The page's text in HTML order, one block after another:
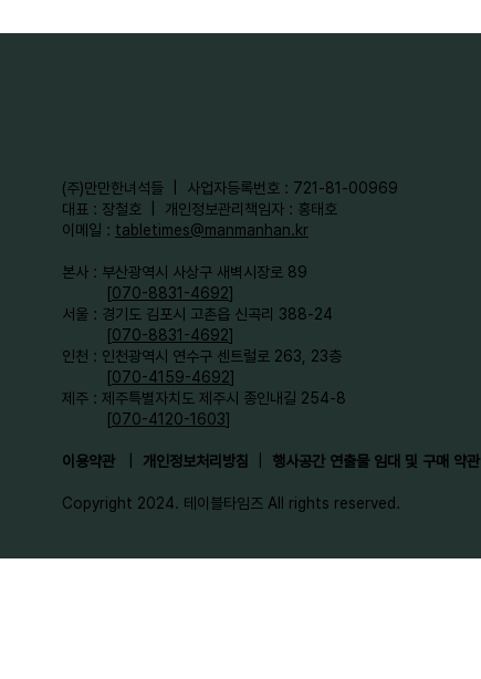
​(주)만만한녀석들 | 사업자등록번호 : 721-81-00969
대표 : 장철호 | 개인정보관리책임자 : 홍태호
이메일 : tabletimes@manmanhan.kr
본사 : 부산광역시 사상구 새벽시장로 89
[070-8831-4692]
서울 : 경기도 김포시 고촌읍 신곡리 388-24
[070-8831-4692]
인천 : 인천광역시 연수구 센트럴로 263, 23층
[070-4159-4692]​
제주 : 제주특별자치도 제주시 종인내길 254-8
[070-4120-1603]
이용약관 개인정보처리방침 행사공간 연출물 임대 및 구매 약관
Copyright 2024. 테이블타임즈 All rights reserved.